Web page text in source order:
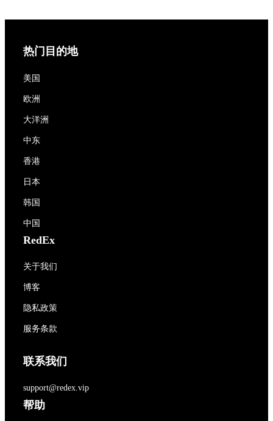
热门目的地
美国
欧洲
大洋洲
中东
香港
日本
韩国
中国
RedEx
关于我们
博客
隐私政策
服务条款
联系我们
support@redex.vip
帮助